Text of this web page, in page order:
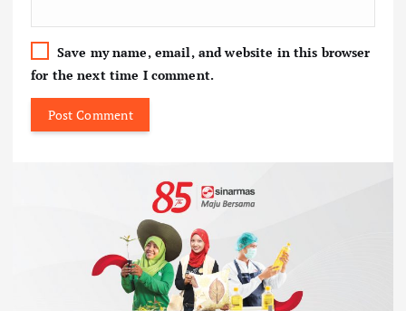
Save my name, email, and website in this browser
for the next time I comment.